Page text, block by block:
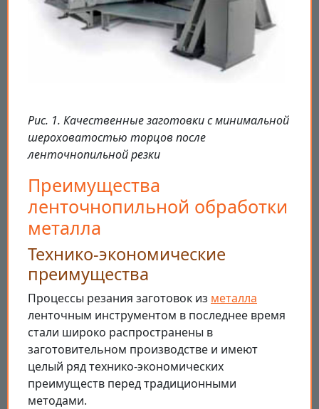
Рис. 1. Качественные заготовки с минимальной
шероховатостью торцов после
ленточнопильной резки
Преимущества
ленточнопильной обработки
металла
Технико-экономические
преимущества
Процессы резания заготовок из металла
ленточным инструментом в последнее время
стали широко распространены в
заготовительном производстве и имеют
целый ряд технико-экономических
преимуществ перед традиционными
методами.